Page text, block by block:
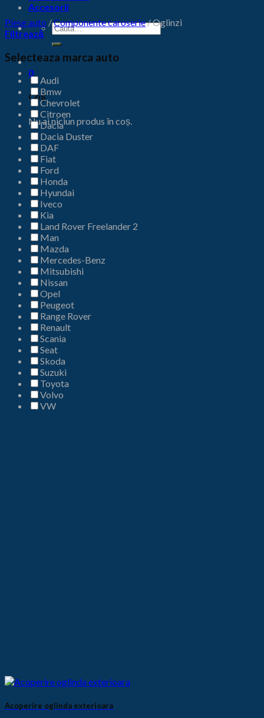
Accesorii
Caută
după:
0
Coș
Nu ai niciun produs în coș.
Piese auto /Componente caroserie/Oglinzi
Filtrează
Selecteaza marca auto
Audi
Bmw
Chevrolet
Citroen
Dacia
Dacia Duster
DAF
Fiat
Ford
Honda
Hyundai
Iveco
Kia
Land Rover Freelander 2
Man
Mazda
Mercedes-Benz
Mitsubishi
Nissan
Opel
Peugeot
Range Rover
Renault
Scania
Seat
Skoda
Suzuki
Toyota
Volvo
VW
Acoperire oglinda exterioara